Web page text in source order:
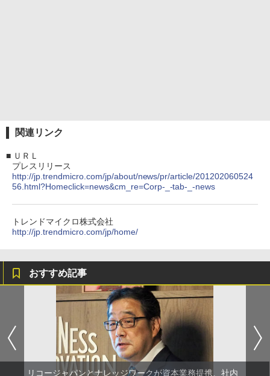
関連リンク
■ ＵＲＬ
プレスリリース
http://jp.trendmicro.com/jp/about/news/pr/article/201202060524
56.html?Homeclick=news&cm_re=Corp-_-tab-_-news
トレンドマイクロ株式会社
http://jp.trendmicro.com/jp/home/
おすすめ記事
リコージャパンとナレッジワークが資本業務提携、社内